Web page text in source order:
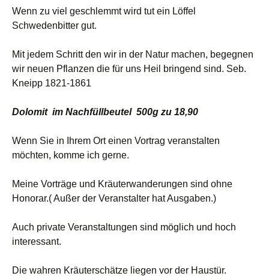
Wenn zu viel geschlemmt wird tut ein Löffel
Schwedenbitter gut.
Mit jedem Schritt den wir in der Natur machen, begegnen
wir neuen Pflanzen die für uns Heil bringend sind. Seb.
Kneipp 1821-1861
Dolomit im Nachfüllbeutel 500g zu 18,90
Wenn Sie in Ihrem Ort einen Vortrag veranstalten
möchten, komme ich gerne.
Meine Vorträge und Kräuterwanderungen sind ohne
Honorar.( Außer der Veranstalter hat Ausgaben.)
Auch private Veranstaltungen sind möglich und hoch
interessant.
Die wahren Kräuterschätze liegen vor der Haustür.